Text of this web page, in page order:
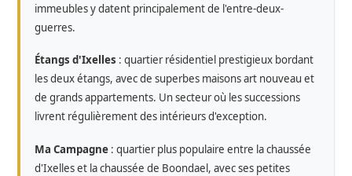
immeubles y datent principalement de l'entre-deux-
guerres.
Étangs d'Ixelles : quartier résidentiel prestigieux bordant
les deux étangs, avec de superbes maisons art nouveau et
de grands appartements. Un secteur où les successions
livrent régulièrement des intérieurs d'exception.
Ma Campagne: quartier plus populaire entre la chaussée
d'Ixelles et la chaussée de Boondael, avec ses petites